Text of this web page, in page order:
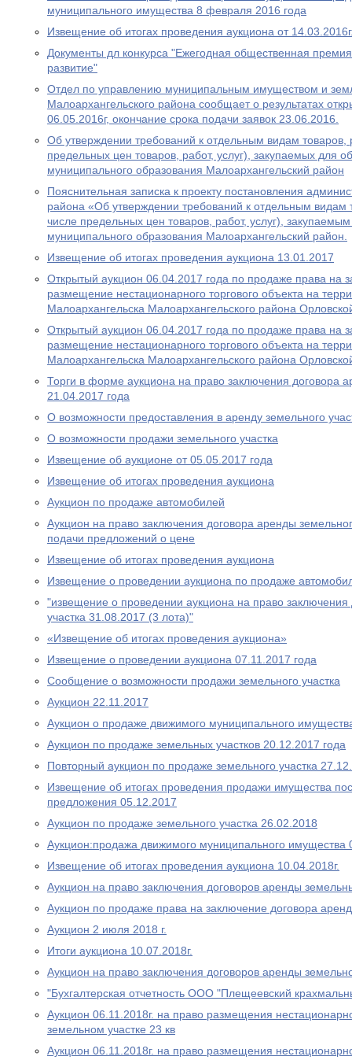
муниципального имущества 8 февраля 2016 года
Извещение об итогах проведения аукциона от
Документы дл конкурса "Ежегодная общественная
развитие"
Отдел по управлению муниципальным имуществом и
Малоархангельского района сообщает о результатах
06.05.2016г, окончание срока подачи заявок 23.06.2016.
Об утверждении требований к отдельным видам товаров,
предельных цен товаров, работ, услуг), закупаемых для
муниципального образования Малоархангельский район
Пояснительная записка к проекту постановления
района «Об утверждении требований к отдельным видам
числе предельных цен товаров, работ, услуг),
муниципального образования Малоархангельский район.
Извещение об итогах проведения аукциона 13.01.2017
Открытый аукцион 06.04.2017 года по продаже права на
размещение нестационарного торгового объекта на
Малоархангельска Малоархангельского района
Открытый аукцион 06.04.2017 года по продаже права на
размещение нестационарного торгового объекта на
Малоархангельска Малоархангельского района
Торги в форме аукциона на право заключения договора
21.04.2017 года
О возможности предоставления в аренду земельного
О возможности продажи земельного участка
Извещение об аукционе от 05.05.2017 года
Извещение об итогах проведения аукциона
Аукцион по продаже автомобилей
Аукцион на право заключения договора аренды
подачи предложений о цене
Извещение об итогах проведения аукциона
Извещение о проведении аукциона по продаже
"извещение о проведении аукциона на право
участка 31.08.2017 (3 лота)"
«Извещение об итогах проведения аукциона»
Извещение о проведении аукциона 07.11.2017 года
Сообщение о возможности продажи земельного участка
Аукцион 22.11.2017
Аукцион о продаже движимого муниципального
Аукцион по продаже земельных участков 20.12.2017 года
Повторный аукцион по продаже земельного участка
Извещение об итогах проведения продажи имущества
предложения 05.12.2017
Аукцион по продаже земельного участка 26.02.2018
Аукцион:продажа движимого муниципального имущества
Извещение об итогах проведения аукциона 10.04.2018г.
Аукцион на право заключения договоров аренды
Аукцион по продаже права на заключение договора
Аукцион 2 июля 2018 г.
Итоги аукциона 10.07.2018г.
Аукцион на право заключения договоров аренды
"Бухгалтерская отчетность ООО "Плещеевский
Аукцион 06.11.2018г. на право размещения
земельном участке 23 кв
Аукцион 06.11.2018г. на право размещения